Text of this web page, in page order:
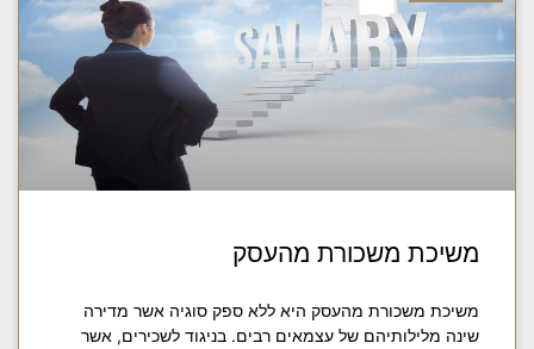
משיכת משכורת מהעסק
משיכת משכורת מהעסק היא ללא ספק סוגיה אשר מדירה
שינה מלילותיהם של עצמאים רבים. בניגוד לשכירים, אשר